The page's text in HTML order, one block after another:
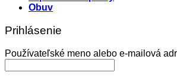
Obuv
Prihlásenie
Používateľské meno alebo e-mailová